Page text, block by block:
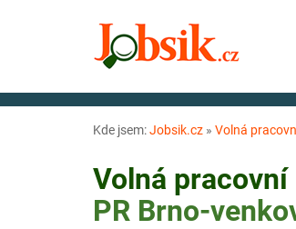
Kde jsem:Jobsik.cz » Volná
Volná
PR Brno-